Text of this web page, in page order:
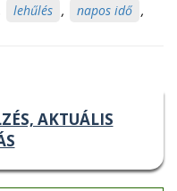
lehűlés , napos idő ,
AKTUÁLIS